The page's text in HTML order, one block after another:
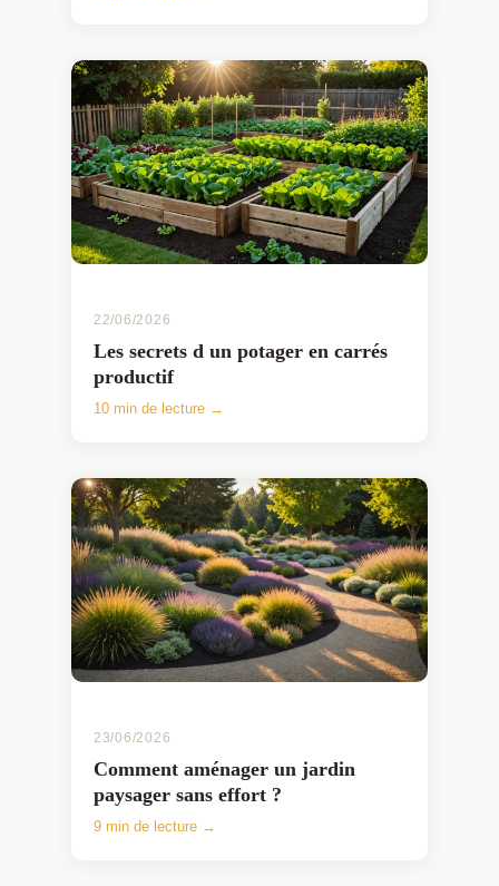
22/06/2026
Les secrets d un potager en carrés
productif
10 min de lecture →
23/06/2026
Comment aménager un jardin
paysager sans effort ?
9 min de lecture →